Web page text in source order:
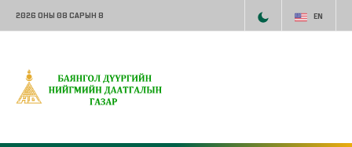
2026 ОНЫ 08 САРЫН 8 EN